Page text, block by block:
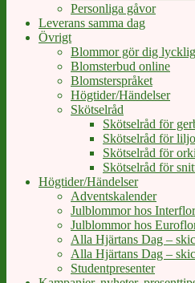
Personliga gåvor
Leverans samma dag
Övrigt
Blommor gör dig lycklig
Blomsterbud online
Blomsterspråket
Högtider/Händelser
Skötselråd
Skötselråd för
Skötselråd för
Skötselråd för
Skötselråd för
Högtider/Händelser
Adventskalender
Julblommor hos
Julblommor hos
Alla Hjärtans Dag –
Alla Hjärtans Dag –
Studentpresenter